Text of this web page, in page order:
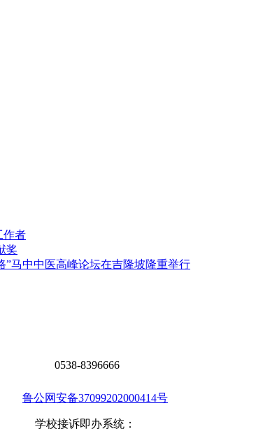
作者
奖
马中中医高峰论坛在吉隆坡隆重举行
0538-8396666
鲁公网安备37099202000414号
学校接诉即办系统：